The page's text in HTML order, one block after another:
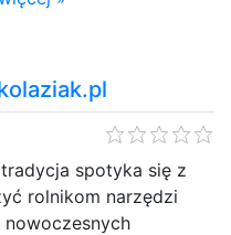
spotyka się z
rolnikom narzędzi